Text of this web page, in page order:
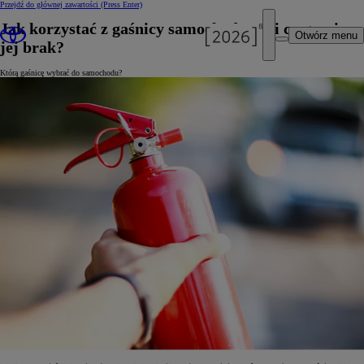
Przejdź do głównej zawartości (Press Enter)
Otwórz menu
Jak korzystać z gaśnicy samochodowej i co grozi za
jej brak?
Którą gaśnicę wybrać do samochodu?